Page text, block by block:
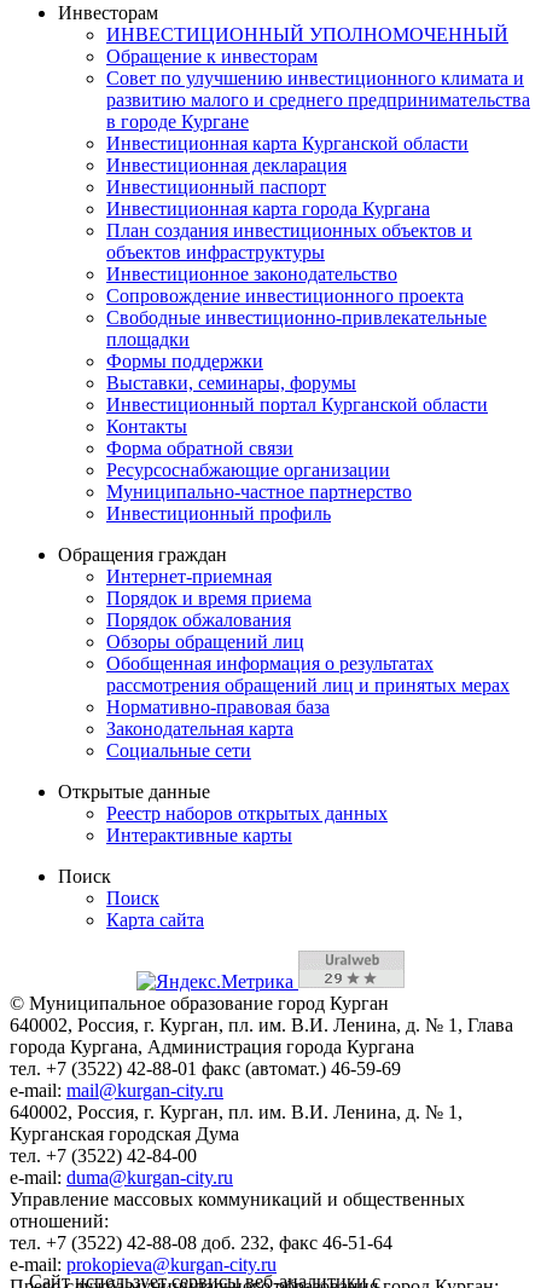
Инвесторам
ИНВЕСТИЦИОННЫЙ УПОЛНОМОЧЕННЫЙ
Обращение к инвесторам
Совет по улучшению инвестиционного климата и
развитию малого и среднего предпринимательства
в городе Кургане
Инвестиционная карта Курганской области
Инвестиционная декларация
Инвестиционный паспорт
Инвестиционная карта города Кургана
План создания инвестиционных объектов и
объектов инфраструктуры
Инвестиционное законодательство
Сопровождение инвестиционного проекта
Свободные инвестиционно-привлекательные
площадки
Формы поддержки
Выставки, семинары, форумы
Инвестиционный портал Курганской области
Контакты
Форма обратной связи
Ресурсоснабжающие организации
Муниципально-частное партнерство
Инвестиционный профиль
Обращения граждан
Интернет-приемная
Порядок и время приема
Порядок обжалования
Обзоры обращений лиц
Обобщенная информация о результатах
рассмотрения обращений лиц и принятых мерах
Нормативно-правовая база
Законодательная карта
Социальные сети
Открытые данные
Реестр наборов открытых данных
Интерактивные карты
Поиск
Поиск
Карта сайта
© Муниципальное образование город Курган
640002, Россия, г. Курган, пл. им. В.И. Ленина, д. № 1, Глава
города Кургана, Администрация города Кургана
тел. +7 (3522) 42-88-01 факс (автомат.) 46-59-69
e-mail: mail@kurgan-city.ru
640002, Россия, г. Курган, пл. им. В.И. Ленина, д. № 1,
Курганская городская Дума
тел. +7 (3522) 42-84-00
e-mail: duma@kurgan-city.ru
Управление массовых коммуникаций и общественных
отношений:
тел. +7 (3522) 42-88-08 доб. 232, факс 46-51-64
e-mail: prokopieva@kurgan-city.ru
Сайт использует сервисы веб-аналитики с